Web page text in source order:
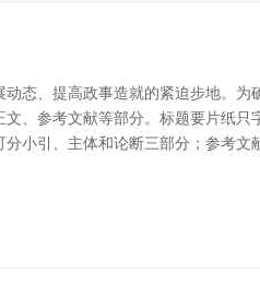
态、提高政事造就的紧迫步地。
、参考文献等部分。标题要片纸
小引、主体和论断三部分；参考